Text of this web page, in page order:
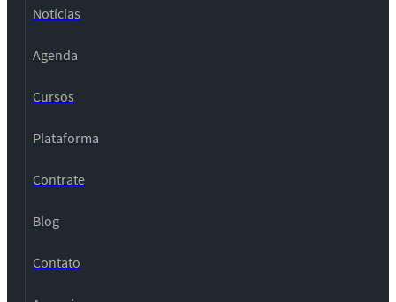
Notícias
Agenda
Cursos
Plataforma
Contrate
Blog
Contato